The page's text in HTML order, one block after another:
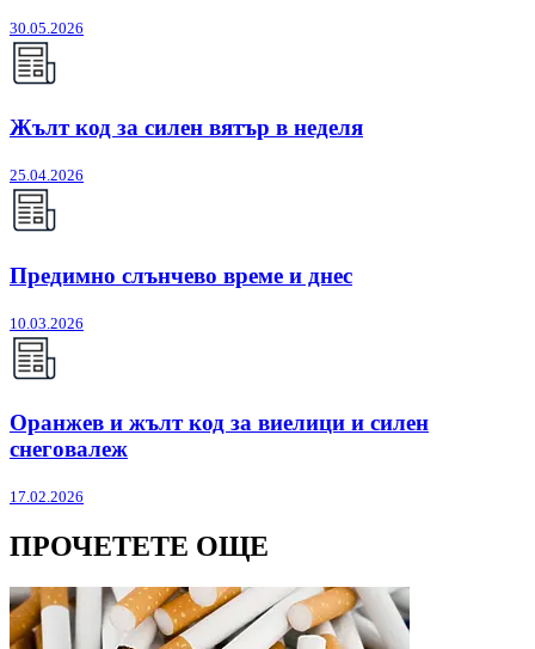
30.05.2026
Жълт код за силен вятър в неделя
25.04.2026
Предимно слънчево време и днес
10.03.2026
Оранжев и жълт код за виелици и силен
снеговалеж
17.02.2026
ПРОЧЕТЕТЕ ОЩЕ